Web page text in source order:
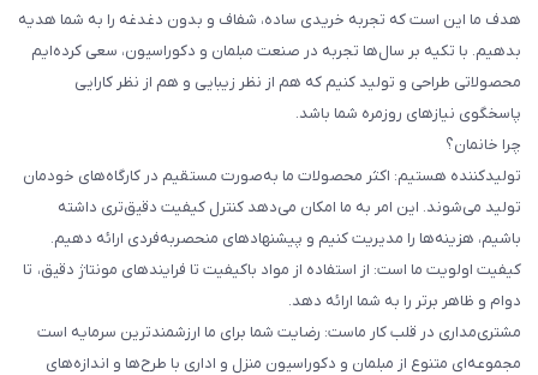
هدف ما این است که تجربه خریدی ساده، شفاف و بدون دغدغه را به شما هدیه
بدهیم. با تکیه بر سال‌ها تجربه در صنعت مبلمان و دکوراسیون، سعی کرده‌ایم
محصولاتی طراحی و تولید کنیم که هم از نظر زیبایی و هم از نظر کارایی
پاسخگوی نیازهای روزمره شما باشد.
چرا خانمان؟
تولیدکننده هستیم: اکثر محصولات ما به‌صورت مستقیم در کارگاه‌های خودمان
تولید می‌شوند. این امر به ما امکان می‌دهد کنترل کیفیت دقیق‌تری داشته
باشیم، هزینه‌ها را مدیریت کنیم و پیشنهادهای منحصربه‌فردی ارائه دهیم.
کیفیت اولویت ما است: از استفاده از مواد باکیفیت تا فرایندهای مونتاژ دقیق، تا
دوام و ظاهر برتر را به شما ارائه دهد.
مشتری‌مداری در قلب کار ماست: رضایت شما برای ما ارزشمندترین سرمایه است
مجموعه‌ای متنوع از مبلمان و دکوراسیون منزل و اداری با طرح‌ها و اندازه‌های